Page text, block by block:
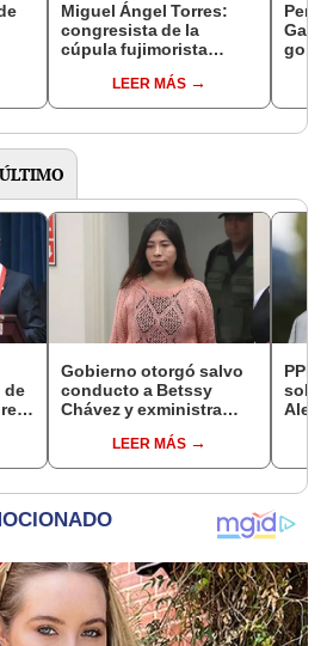
Miguel Ángel Torres:
congresista de la
cúpula fujimorista
del SenadoLEER MÁS
de
al
Gobierno otorgó salvo
conducto a Betssy
Chávez y exministra
madrugadaLEER MÁS
PPK